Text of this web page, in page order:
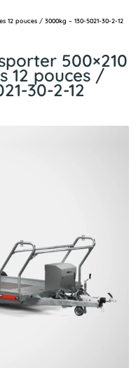
500×210
12 pouces /
30-2-12
12 pouces / 3000kg – 130-5021-30-2-12